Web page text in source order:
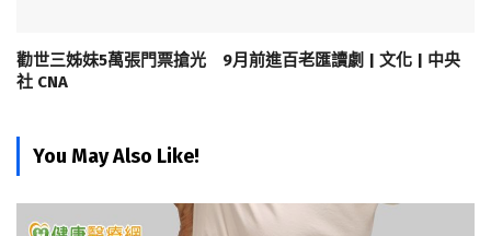
勸世三姊妹5萬張門票搶光 9月前進百老匯讀劇 | 文化 | 中央
社 CNA
You May Also Like!